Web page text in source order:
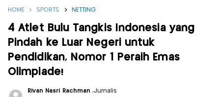
HOME SPORTS NETTING
4 Atlet Bulu Tangkis Indonesia yang
Pindah ke Luar Negeri untuk
Pendidikan, Nomor 1 Peraih Emas
Olimpiade!
Rivan Nasri Rachman ,Jurnalis